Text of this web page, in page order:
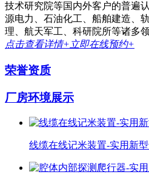
技术研究院等国内外客户的普遍认可
源电力、石油化工、船舶建造、
理、航天军工、科研院所等诸多领域
点击查看详情+ 立即在线预约+
荣誉资质
厂房环境展示
线缆在线记米装置-实用新